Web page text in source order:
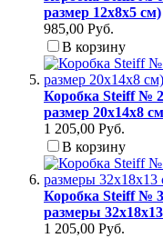
размер 12x8x5 см)
985,00 Руб.
В корзину
Коробка Steiff №
размер 20x14x8
1 205,00 Руб.
В корзину
Коробка Steiff №
размеры
1 205,00 Руб.